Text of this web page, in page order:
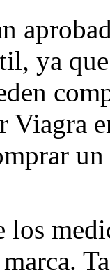
ya
Viagra
los